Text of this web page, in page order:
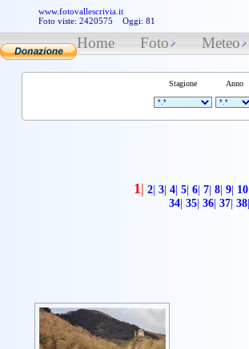
www.fotovallescrivia.it
Foto viste: 2420575 Oggi: 81
Home Foto Meteo
Stagione Anno
1| 2 3 4 5 6 7 8 9 10
34| 35| 36| 37| 38|